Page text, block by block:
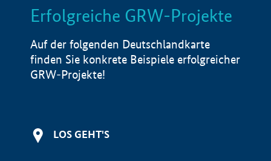
LISTE Info
Erfolgreiche GRW-Projekte
Auf der folgenden Deutschlandkarte
finden Sie konkrete Beispiele erfolgreicher
GRW-Projekte!
LOS GEHT'S